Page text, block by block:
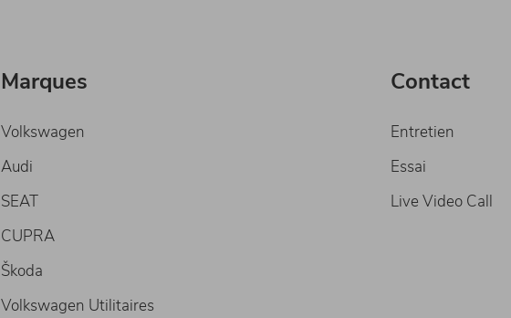
Marques
Volkswagen
Audi
SEAT
CUPRA
Škoda
Volkswagen Utilitaires
Contact
Entretien
Essai
Live Video Call